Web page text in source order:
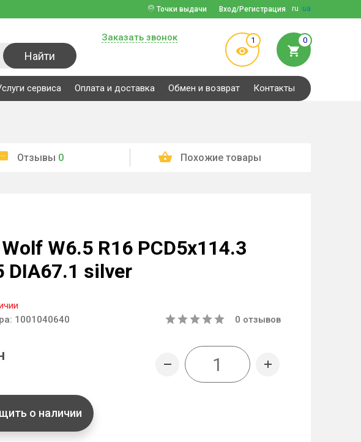
ru ua
Вход/Регистрация
Точки выдачи
Найти
Заказать звонок 1 0
сервиса Оплата и доставка Обмен и возврат Контакты
Отзывы 0 Похожие товары
W6.5 R16 PCD5x114.3
DIA67.1 silver
1001040640 0 отзывов
о наличии